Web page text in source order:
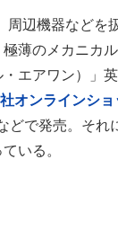
辺機器などを
薄のメカニカ
・エアワン）」
オンラインシ
どで発売。それ
いる。